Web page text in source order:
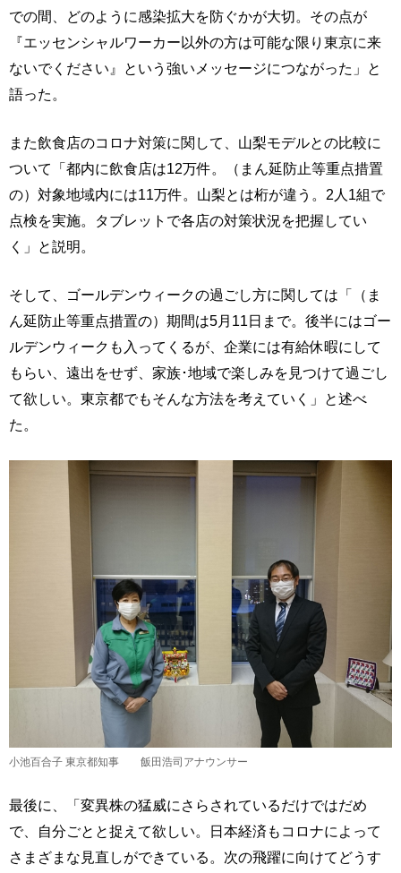
での間、どのように感染拡大を防ぐかが大切。その点が
『エッセンシャルワーカー以外の方は可能な限り東京に来
ないでください』という強いメッセージにつながった」と
語った。
また飲食店のコロナ対策に関して、山梨モデルとの比較に
ついて「都内に飲食店は12万件。（まん延防止等重点措置
の）対象地域内には11万件。山梨とは桁が違う。2人1組で
点検を実施。タブレットで各店の対策状況を把握してい
く」と説明。
そして、ゴールデンウィークの過ごし方に関しては「（ま
ん延防止等重点措置の）期間は5月11日まで。後半にはゴー
ルデンウィークも入ってくるが、企業には有給休暇にして
もらい、遠出をせず、家族･地域で楽しみを見つけて過ごし
て欲しい。東京都でもそんな方法を考えていく」と述べ
た。
小池百合子 東京都知事 飯田浩司アナウンサー
最後に、「変異株の猛威にさらされているだけではだめ
で、自分ごとと捉えて欲しい。日本経済もコロナによって
さまざまな見直しができている。次の飛躍に向けてどうす